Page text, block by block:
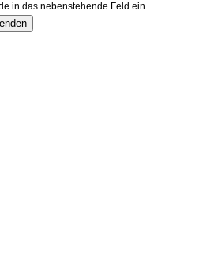
in das nebenstehende Feld ein.